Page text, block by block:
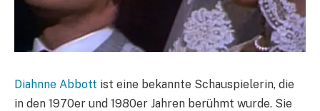
Diahnne Abbott ist eine bekannte Schauspielerin, die
in den 1970er und 1980er Jahren berühmt wurde. Sie